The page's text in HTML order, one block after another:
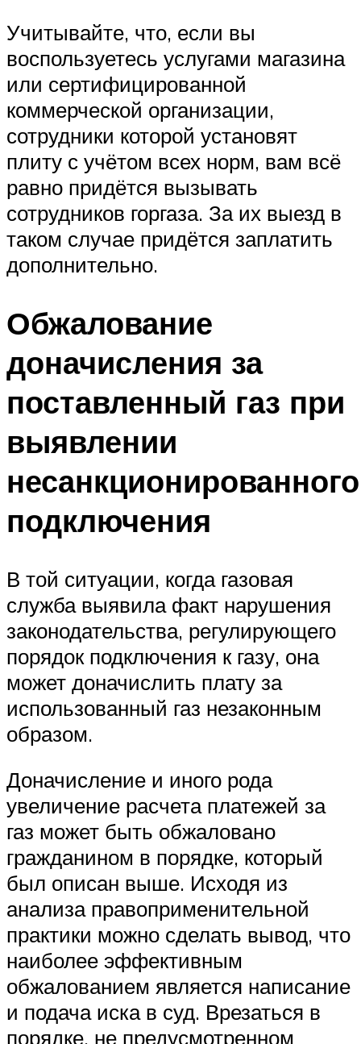
Учитывайте, что, если вы
воспользуетесь услугами магазина
или сертифицированной
коммерческой организации,
сотрудники которой установят
плиту с учётом всех норм, вам всё
равно придётся вызывать
сотрудников горгаза. За их выезд в
таком случае придётся заплатить
дополнительно.
Обжалование
доначисления за
поставленный газ при
выявлении
несанкционированного
подключения
В той ситуации, когда газовая
служба выявила факт нарушения
законодательства, регулирующего
порядок подключения к газу, она
может доначислить плату за
использованный газ незаконным
образом.
Доначисление и иного рода
увеличение расчета платежей за
газ может быть обжаловано
гражданином в порядке, который
был описан выше. Исходя из
анализа правоприменительной
практики можно сделать вывод, что
наиболее эффективным
обжалованием является написание
и подача иска в суд. Врезаться в
порядке, не предусмотренном